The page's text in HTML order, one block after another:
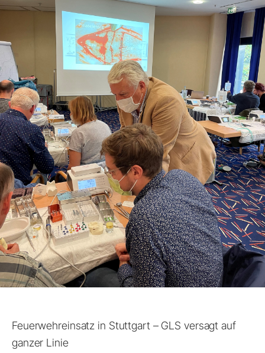
Feuerwehreinsatz in Stuttgart – GLS versagt auf
ganzer Linie